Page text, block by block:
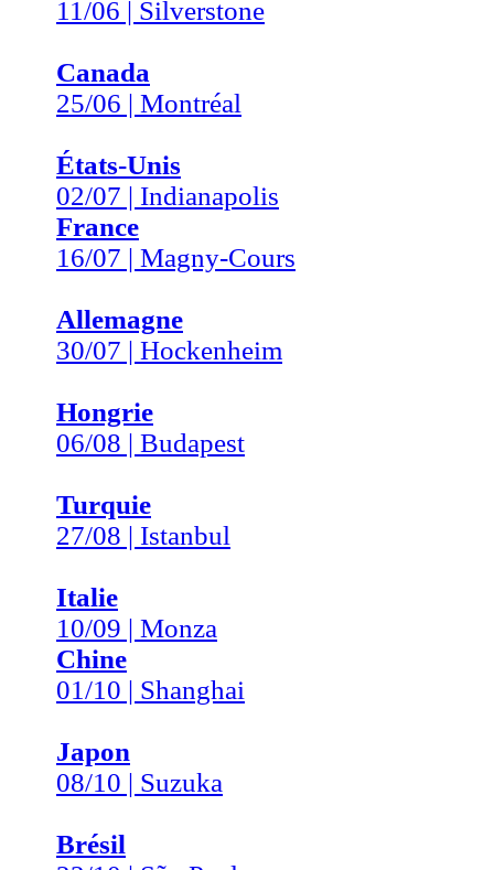
11/06 | Silverstone
Canada
25/06 | Montréal
États-Unis
02/07 | Indianapolis
France
16/07 | Magny-Cours
Allemagne
30/07 | Hockenheim
Hongrie
06/08 | Budapest
Turquie
27/08 | Istanbul
Italie
10/09 | Monza
Chine
01/10 | Shanghai
Japon
08/10 | Suzuka
Brésil